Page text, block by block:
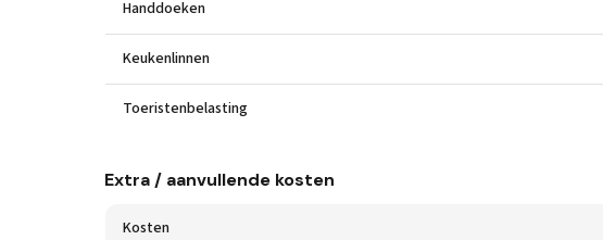
Handdoeken
Keukenlinnen
Toeristenbelasting
Extra / aanvullende kosten
Kosten